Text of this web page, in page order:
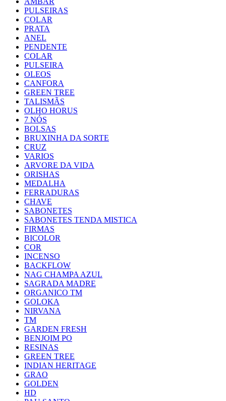
PULSEIRAS
COLAR
PRATA
ANEL
PENDENTE
COLAR
PULSEIRA
OLEOS
CANFORA
GREEN TREE
TALISMÃS
OLHO HORUS
7 NÓS
BOLSAS
BRUXINHA DA SORTE
CRUZ
VARIOS
ARVORE DA VIDA
ORISHAS
MEDALHA
FERRADURAS
CHAVE
SABONETES
SABONETES TENDA MISTICA
FIRMAS
BICOLOR
COR
INCENSO
BACKFLOW
NAG CHAMPA AZUL
SAGRADA MADRE
ORGANICO TM
GOLOKA
NIRVANA
TM
GARDEN FRESH
BENJOIM PO
RESINAS
GREEN TREE
INDIAN HERITAGE
GRAO
GOLDEN
HD